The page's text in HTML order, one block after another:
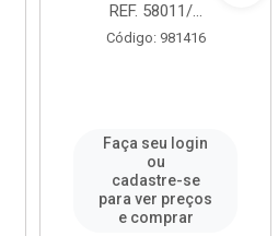
REF. 58011/...
Código: 981416
Faça seu login
ou
cadastre-se
para ver preços
e comprar